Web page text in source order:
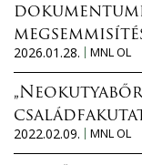
2026.01.28.
MNL OL
2022.02.09.
MNL OL